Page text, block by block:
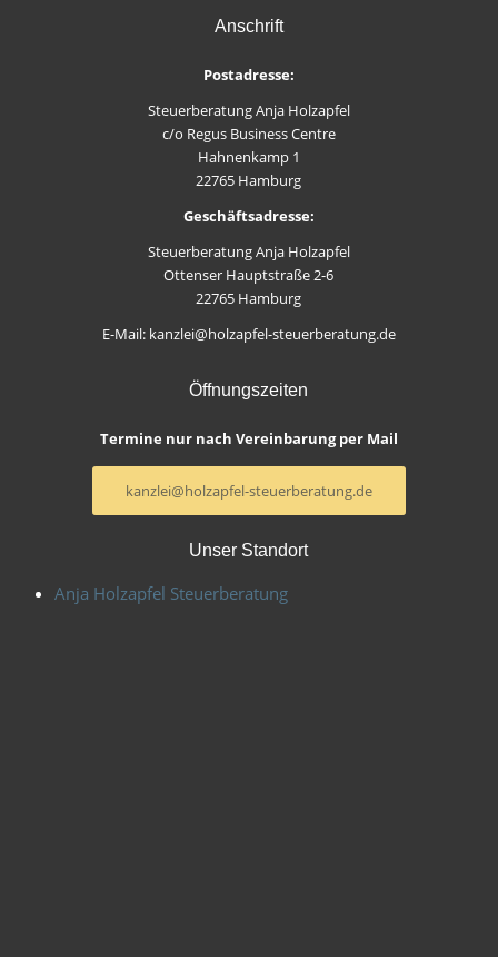
Anschrift
Postadresse:
Steuerberatung Anja Holzapfel
c/o Regus Business Centre
Hahnenkamp 1
22765 Hamburg
Geschäftsadresse:
Steuerberatung Anja Holzapfel
Ottenser Hauptstraße 2-6
22765 Hamburg
E-Mail: kanzlei@holzapfel-steuerberatung.de
Öffnungszeiten
Termine nur nach Vereinbarung per Mail
kanzlei@holzapfel-steuerberatung.de
Unser Standort
Anja Holzapfel Steuerberatung